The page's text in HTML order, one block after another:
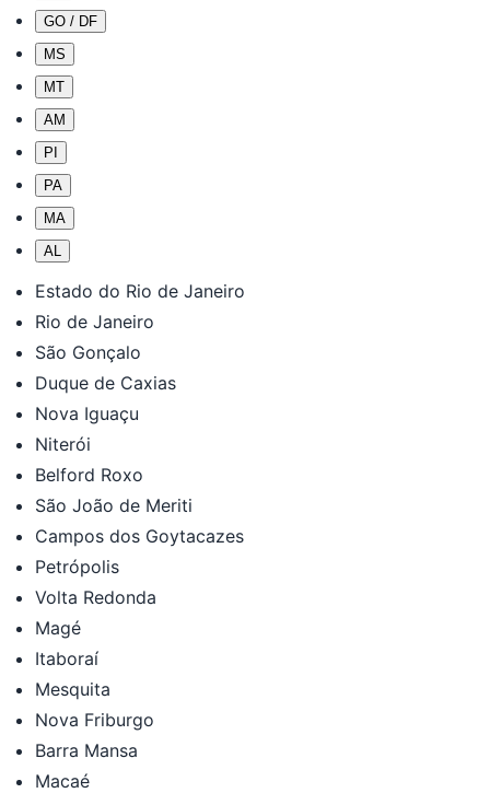
GO / DF
MS
MT
AM
PI
PA
MA
AL
Estado do Rio de Janeiro
Rio de Janeiro
São Gonçalo
Duque de Caxias
Nova Iguaçu
Niterói
Belford Roxo
São João de Meriti
Campos dos Goytacazes
Petrópolis
Volta Redonda
Magé
Itaboraí
Mesquita
Nova Friburgo
Barra Mansa
Macaé